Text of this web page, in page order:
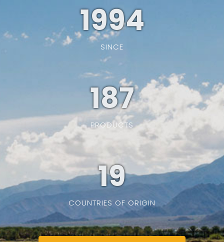
1994
SINCE
187
PRODUCTS
19
COUNTRIES OF ORIGIN